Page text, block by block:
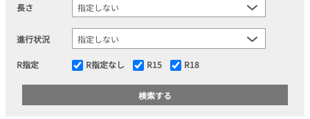
長さ
進行状況
R指定 R指定なし R15 R18